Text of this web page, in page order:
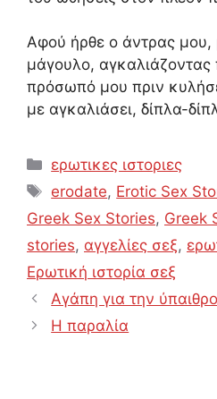
Αφού ήρθε ο άντρας μου,
μάγουλο,
πρόσωπό μου πριν
με αγκαλιάσει, δίπλα-
Categories
ερωτικες ιστοριες
Tags
erodate, Erotic Sex
Greek Sex Stories, Greek
stories, αγγελίες σεξ,
Ερωτική ιστορία σεξ
Αγάπη για την
Η παραλία